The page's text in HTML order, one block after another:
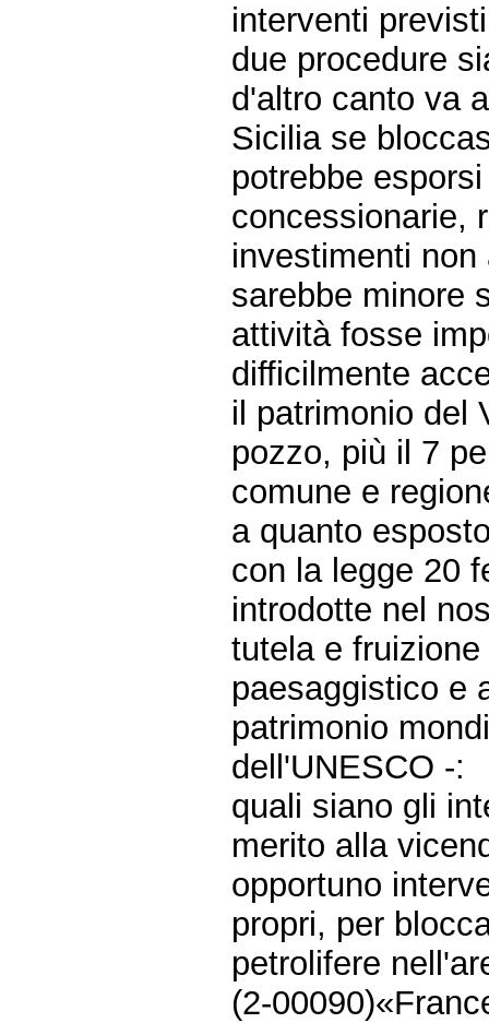
interventi
due procedure
d'altro canto va
Sicilia se
potrebbe
concessionarie,
investimenti
sarebbe minore
attività fosse
difficilmente
il patrimonio del
pozzo, più il 7
comune e
a quanto
con la legge 20
introdotte nel
tutela e
paesaggistico e
patrimonio
dell'UNESCO -:
quali siano gli
merito alla
opportuno
propri, per
petrolifere
(2-